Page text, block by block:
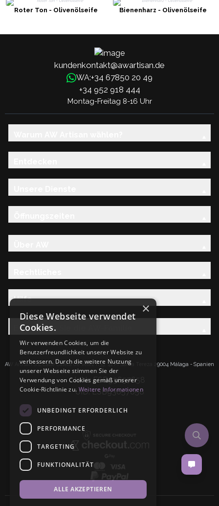
Roter Ton - Olivenölseife Bienenharz - Olivenölseife
kundenkontakt@awartisan.de
WA:+34 67850 20 49
+34 952 918 444
Montag-Freitag 8-16 Uhr
Hilfe
Entdecken Sie die AW-Familie
AW Artisan S.L.Calle Caleta de Velez n39, 41 PI Santa Tereza 29004 Málaga - Spanien
IdNr: ESB93657658
UID: ESB93657658
×
Diese Webseite verwendet
Cookies.
Wir verwenden Cookies, um die
Benutzerfreundlichkeit unserer Website zu
verbessern. Durch die weitere Nutzung
unserer Webseite stimmen Sie der
Verwendung von Cookies gemäß unserer
Cookie-Richtlinie zu. Weitere Informationen
UNBEDINGT ERFORDERLICH
PERFORMANCE
TARGETING
FUNKTIONALITÄT
ALLE AKZEPTIEREN